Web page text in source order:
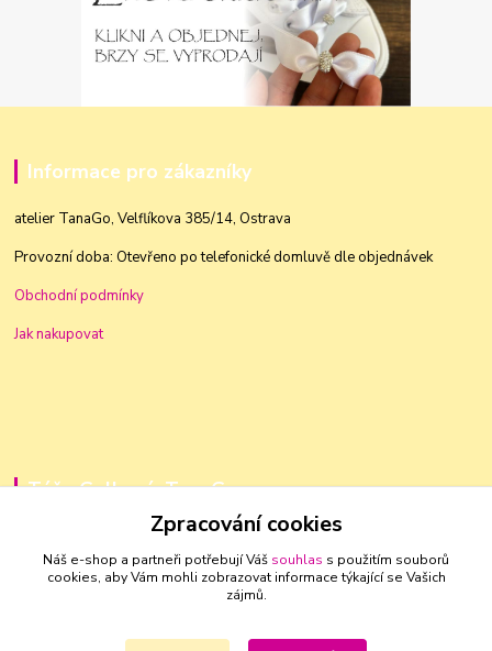
Informace pro zákazníky
atelier TanaGo, Velflíkova 385/14, Ostrava
Provozní doba: Otevřeno po telefonické domluvě dle objednávek
Obchodní podmínky
Jak nakupovat
Táňa Golková, TanaGo
+420 603 83 88 46
golkovat@seznam.cz
Zpracování cookies
Náš e-shop a partneři potřebují Váš souhlas s použitím souborů
cookies, aby Vám mohli zobrazovat informace týkající se Vašich
zájmů.